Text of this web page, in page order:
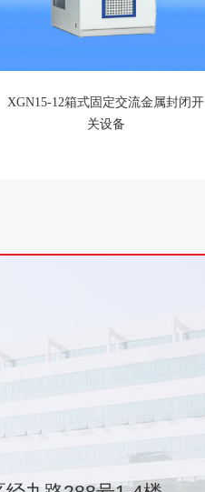
XGN15-12箱式固定交流金属封闭开
关设备